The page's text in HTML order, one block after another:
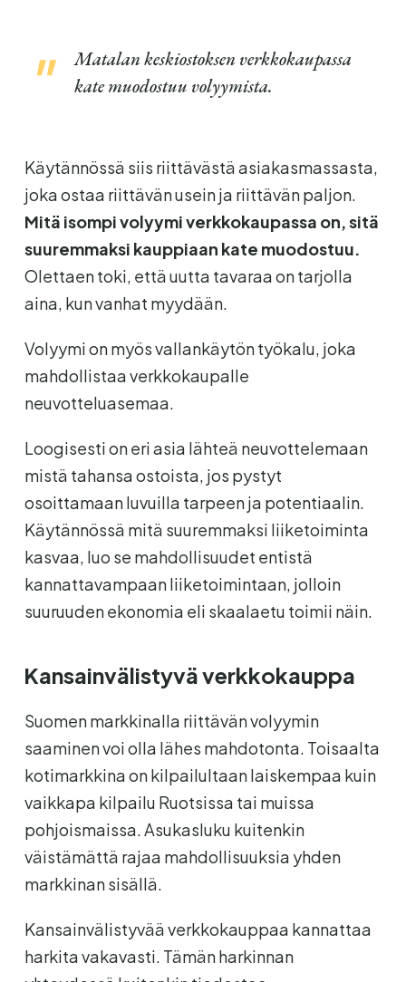
Matalan keskiostoksen verkkokaupassa
kate muodostuu volyymista.
Käytännössä siis riittävästä asiakasmassasta,
joka ostaa riittävän usein ja riittävän paljon.
Mitä isompi volyymi verkkokaupassa on, sitä
suuremmaksi kauppiaan kate muodostuu.
Olettaen toki, että uutta tavaraa on tarjolla
aina, kun vanhat myydään.
Volyymi on myös vallankäytön työkalu, joka
mahdollistaa verkkokaupalle
neuvotteluasemaa.
Loogisesti on eri asia lähteä neuvottelemaan
mistä tahansa ostoista, jos pystyt
osoittamaan luvuilla tarpeen ja potentiaalin.
Käytännössä mitä suuremmaksi liiketoiminta
kasvaa, luo se mahdollisuudet entistä
kannattavampaan liiketoimintaan, jolloin
suuruuden ekonomia eli skaalaetu toimii näin.
Kansainvälistyvä verkkokauppa
Suomen markkinalla riittävän volyymin
saaminen voi olla lähes mahdotonta. Toisaalta
kotimarkkina on kilpailultaan laiskempaa kuin
vaikkapa kilpailu Ruotsissa tai muissa
pohjoismaissa. Asukasluku kuitenkin
väistämättä rajaa mahdollisuuksia yhden
markkinan sisällä.
Kansainvälistyvää verkkokauppaa kannattaa
harkita vakavasti. Tämän harkinnan